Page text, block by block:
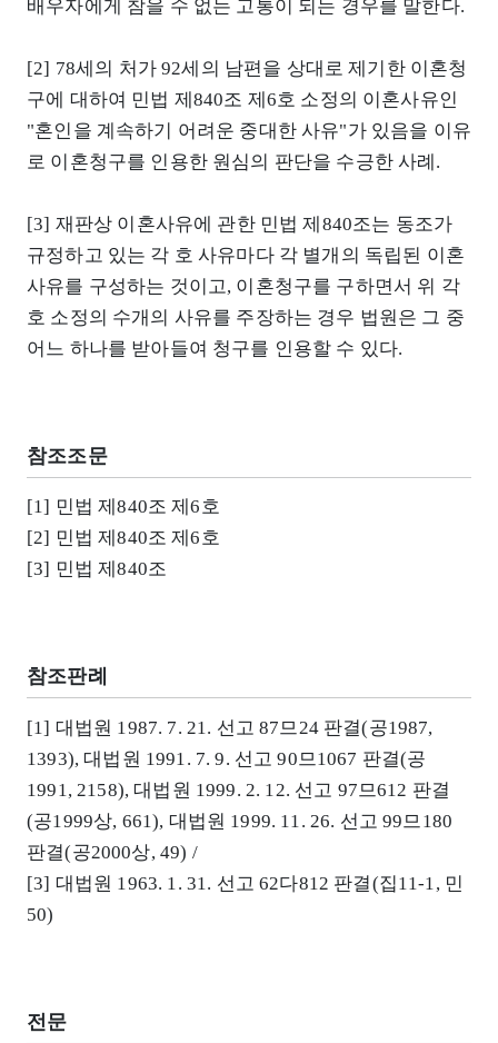
배우자에게 참을 수 없는 고통이 되는 경우를 말한다.
[2] 78세의 처가 92세의 남편을 상대로 제기한 이혼청
구에 대하여 민법 제840조 제6호 소정의 이혼사유인
"혼인을 계속하기 어려운 중대한 사유"가 있음을 이유
로 이혼청구를 인용한 원심의 판단을 수긍한 사례.
[3] 재판상 이혼사유에 관한 민법 제840조는 동조가
규정하고 있는 각 호 사유마다 각 별개의 독립된 이혼
사유를 구성하는 것이고, 이혼청구를 구하면서 위 각
호 소정의 수개의 사유를 주장하는 경우 법원은 그 중
어느 하나를 받아들여 청구를 인용할 수 있다.
참조조문
[1] 민법 제840조 제6호
[2] 민법 제840조 제6호
[3] 민법 제840조
참조판례
[1] 대법원 1987. 7. 21. 선고 87므24 판결(공1987,
1393), 대법원 1991. 7. 9. 선고 90므1067 판결(공
1991, 2158), 대법원 1999. 2. 12. 선고 97므612 판결
(공1999상, 661), 대법원 1999. 11. 26. 선고 99므180
판결(공2000상, 49) /
[3] 대법원 1963. 1. 31. 선고 62다812 판결(집11-1, 민
50)
전문